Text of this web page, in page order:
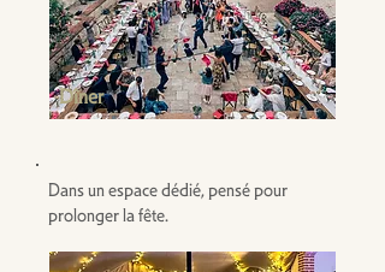
Dîner
Dans un espace dédié, pensé pour
prolonger la fête.